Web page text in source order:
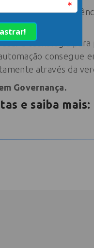
fluidez da
a tecnologia
consegue
através da
Governança.
e saiba mais: